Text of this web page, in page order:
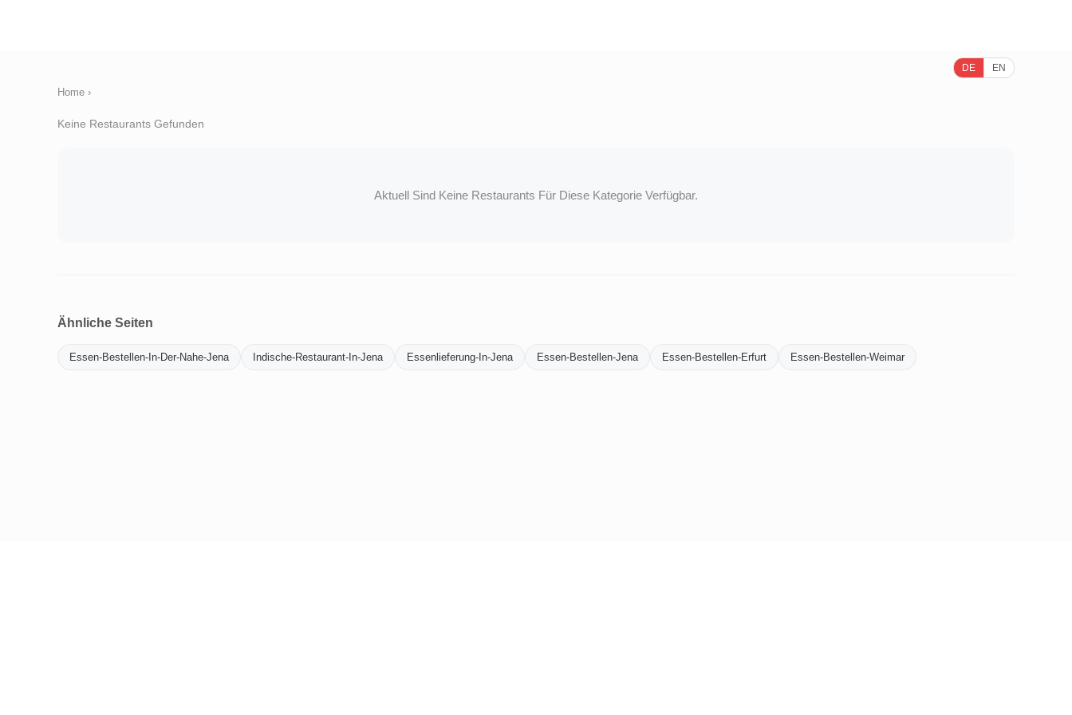
DE EN
Home ›
Keine Restaurants Gefunden
Aktuell Sind Keine Restaurants Für Diese Kategorie Verfügbar.
Ähnliche Seiten
Essen-Bestellen-In-Der-Nahe-Jena Indische-Restaurant-In-Jena Essenlieferung-In-Jena Essen-Bestellen-Jena Essen-Bestellen-Erfurt Essen-Bestellen-Weimar